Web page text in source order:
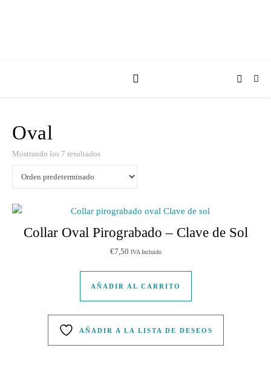
Oval
Mostrando los 7 resultados
Collar Oval Pirograbado – Clave de Sol
€7,50 IVA Incluido
AÑADIR AL CARRITO
AÑADIR A LA LISTA DE DESEOS